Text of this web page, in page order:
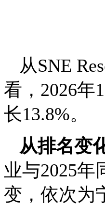
从SNE
看，2026年
长13.8%。
从排名变
业与2025年
变，依次为